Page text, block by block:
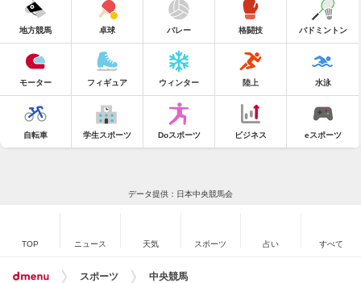
地方競馬 卓球 バレー 格闘技 バドミントン
モーター フィギュア ウィンター 陸上 水泳
自転車 学生スポーツ Doスポーツ ビジネス eスポーツ
データ提供：日本中央競馬会
TOP ニュース 天気 スポーツ 占い すべて
スポーツ 中央競馬